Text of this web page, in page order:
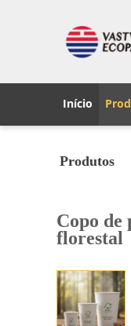
Início
Produtos
Copo de
florestal